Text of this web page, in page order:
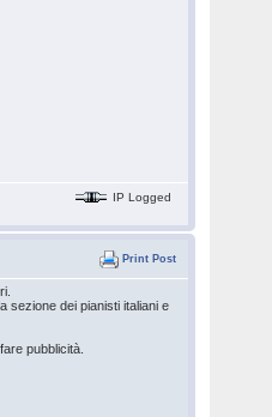
IP Logged
Print Post
sezione dei pianisti italiani e
pubblicità.